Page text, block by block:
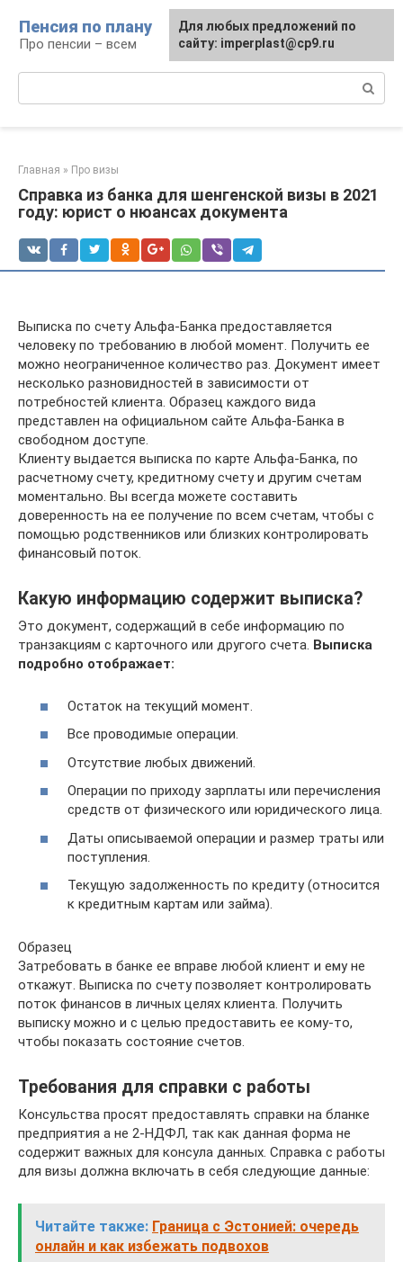
контенту
Пенсия по плану
Про пенсии – всем
Главная » Про визы
Справка из банка для шенгенской визы в 2021
году: юрист о нюансах документа
Выписка по счету Альфа-Банка предоставляется
человеку по требованию в любой момент. Получить ее
можно неограниченное количество раз. Документ имеет
несколько разновидностей в зависимости от
потребностей клиента. Образец каждого вида
представлен на официальном сайте Альфа-Банка в
свободном доступе.
Клиенту выдается выписка по карте Альфа-Банка, по
расчетному счету, кредитному счету и другим счетам
моментально. Вы всегда можете составить
доверенность на ее получение по всем счетам, чтобы с
помощью родственников или близких контролировать
финансовый поток.
Какую информацию содержит выписка?
Это документ, содержащий в себе информацию по
транзакциям с карточного или другого счета. Выписка
подробно отображает:
Остаток на текущий момент.
Все проводимые операции.
Отсутствие любых движений.
Операции по приходу зарплаты или перечисления
средств от физического или юридического лица.
Даты описываемой операции и размер траты или
поступления.
Текущую задолженность по кредиту (относится
к кредитным картам или займа).
Образец
Затребовать в банке ее вправе любой клиент и ему не
откажут. Выписка по счету позволяет контролировать
поток финансов в личных целях клиента. Получить
выписку можно и с целью предоставить ее кому-то,
чтобы показать состояние счетов.
Требования для справки с работы
Консульства просят предоставлять справки на бланке
предприятия а не 2-НДФЛ, так как данная форма не
содержит важных для консула данных. Справка с работы
для визы должна включать в себя следующие данные:
Читайте также: Граница с Эстонией: очередь
онлайн и как избежать подвохов
Для любых предложений по
сайту: imperplast@cp9.ru